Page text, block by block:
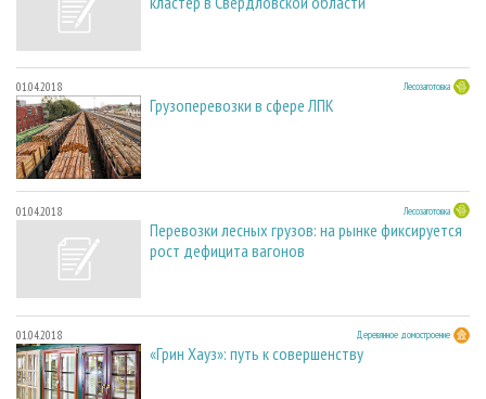
01.04.2018 Лесозаготовка
Грузоперевозки в сфере ЛПК
01.04.2018 Лесозаготовка
Перевозки лесных грузов: на рынке фиксируется
рост дефицита вагонов
01.04.2018 Деревянное домостроение
«Грин Хауз»: путь к совершенству